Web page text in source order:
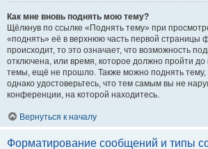
Как мне вновь поднять мою тему?
Щёлкнув по ссылке «Поднять тему» при
«поднять» её в верхнюю часть первой страницы
происходит, то это означает, что возможность
отключена, или время, которое должно пройти до
темы, ещё не прошло. Также можно поднять тему,
однако удостоверьтесь, что тем самым вы не
конференции, на которой находитесь.
Вернуться к началу
Форматирование сообщений и типы